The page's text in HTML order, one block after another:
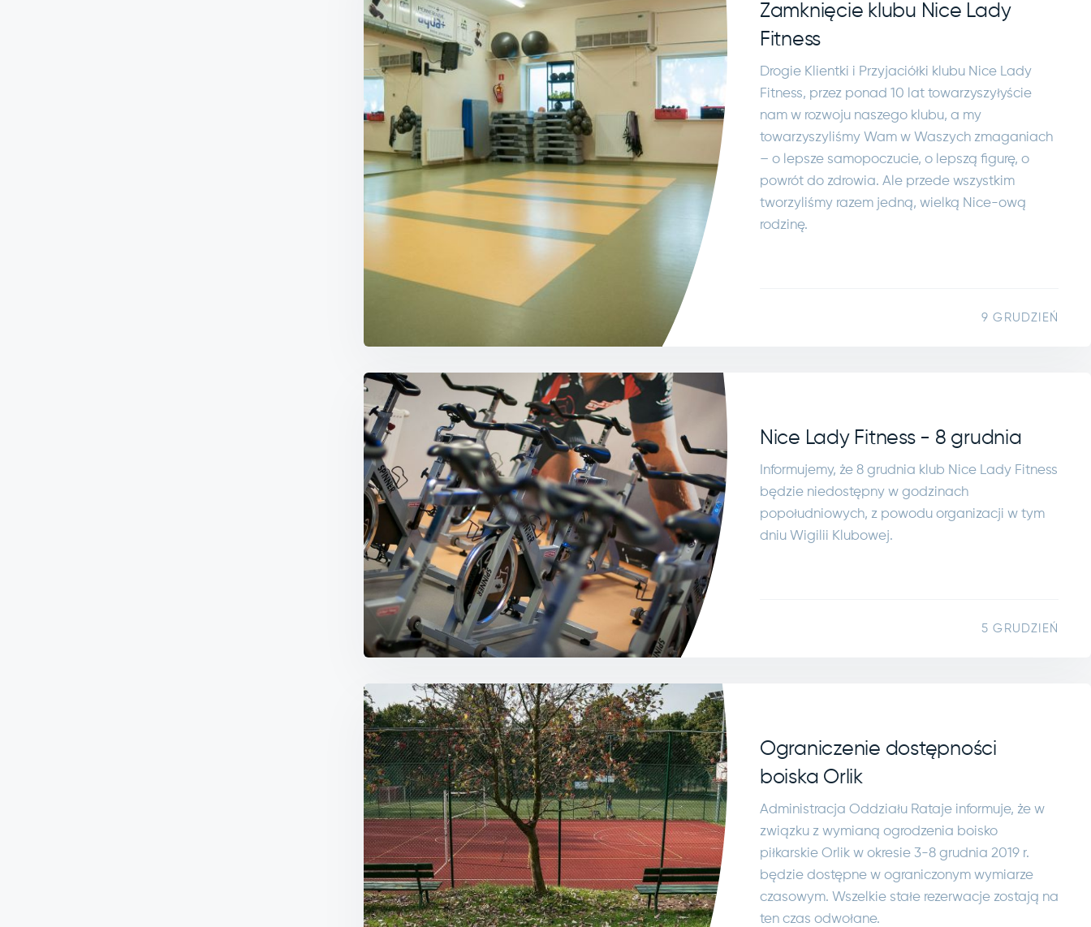
Zamknięcie klubu Nice Lady
Fitness
Drogie Klientki i Przyjaciółki klubu Nice Lady
Fitness, przez ponad 10 lat towarzyszyłyście
nam w rozwoju naszego klubu, a my
towarzyszyliśmy Wam w Waszych zmaganiach
– o lepsze samopoczucie, o lepszą figurę, o
powrót do zdrowia. Ale przede wszystkim
tworzyliśmy razem jedną, wielką Nice-ową
rodzinę.
9 GRUDZIEŃ
Nice Lady Fitness - 8 grudnia
Informujemy, że 8 grudnia klub Nice Lady Fitness
będzie niedostępny w godzinach
popołudniowych, z powodu organizacji w tym
dniu Wigilii Klubowej.
5 GRUDZIEŃ
Ograniczenie dostępności
boiska Orlik
Administracja Oddziału Rataje informuje, że w
związku z wymianą ogrodzenia boisko
piłkarskie Orlik w okresie 3-8 grudnia 2019 r.
będzie dostępne w ograniczonym wymiarze
czasowym. Wszelkie stałe rezerwacje zostają na
ten czas odwołane.